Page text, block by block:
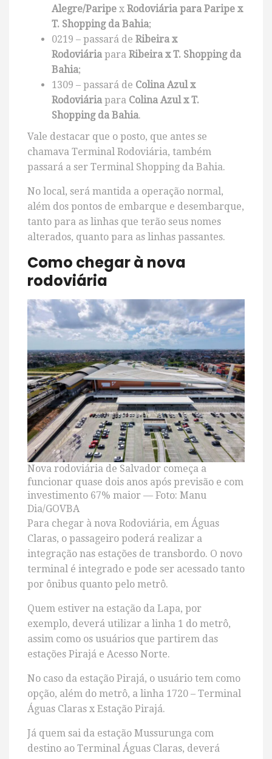
Alegre/Paripe x Rodoviária para Paripe x
T. Shopping da Bahia;
0219 – passará de Ribeira x
Rodoviária para Ribeira x T. Shopping da
Bahia;
1309 – passará de Colina Azul x
Rodoviária para Colina Azul x T.
Shopping da Bahia.
Vale destacar que o posto, que antes se
chamava Terminal Rodoviária, também
passará a ser Terminal Shopping da Bahia.
No local, será mantida a operação normal,
além dos pontos de embarque e desembarque,
tanto para as linhas que terão seus nomes
alterados, quanto para as linhas passantes.
Como chegar à nova
rodoviária
Nova rodoviária de Salvador começa a
funcionar quase dois anos após previsão e com
investimento 67% maior — Foto: Manu
Dia/GOVBA
Para chegar à nova Rodoviária, em Águas
Claras, o passageiro poderá realizar a
integração nas estações de transbordo. O novo
terminal é integrado e pode ser acessado tanto
por ônibus quanto pelo metrô.
Quem estiver na estação da Lapa, por
exemplo, deverá utilizar a linha 1 do metrô,
assim como os usuários que partirem das
estações Pirajá e Acesso Norte.
No caso da estação Pirajá, o usuário tem como
opção, além do metrô, a linha 1720 – Terminal
Águas Claras x Estação Pirajá.
Já quem sai da estação Mussurunga com
destino ao Terminal Águas Claras, deverá